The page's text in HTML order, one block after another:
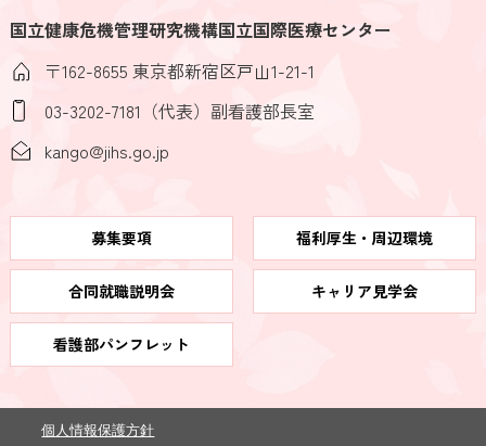
国立健康危機管理研究機構国立国際医療センター
〒162-8655 東京都新宿区戸山1-21-1
03-3202-7181（代表）副看護部長室
kango@jihs.go.jp
募集要項 福利厚生・周辺環境
合同就職説明会 キャリア見学会
看護部パンフレット
個人情報保護方針